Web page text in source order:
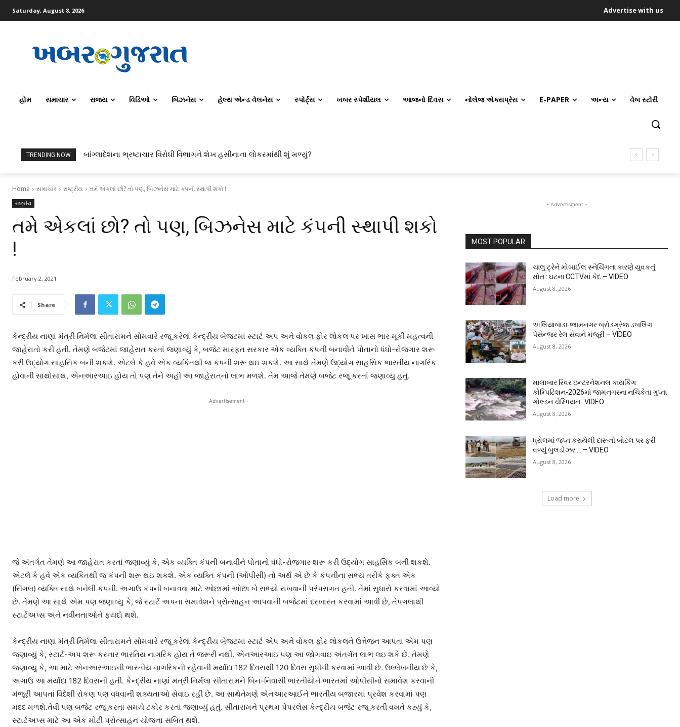
Saturday, August 8, 2026 Advertise with us
હોમ સમાચાર રાજ્ય વિડિઓ બિઝનેસ હેલ્થ એન્ડ વેલનેસ સ્પોર્ટ્સ ખબર સ્પેશીયલ આજનો દિવસ નોલેજ એક્સપ્રેસ E-PAPER અન્ય વેબ સ્ટોરી
TRENDING NOW બાંગ્લાદેશના ભ્રષ્ટાચાર વિરોધી વિભાગને શેખ હસીનાના લોકરમાંથી શું મળ્યું?
Home સમાચાર રાષ્ટ્રીય તમે એકલાં છો? તો પણ, બિઝનેસ માટે કંપની સ્થાપી શકો !
રાષ્ટ્રીય
તમે એકલાં છો? તો પણ, બિઝનેસ માટે કંપની સ્થાપી શકો
!
February 2, 2021
Share
કેન્દ્રીય નાણાં મંત્રી નિર્મલા સીતારામને સોમવારે રજૂ કરેલાં કેન્દ્રીય બેજટમાં સ્ટાર્ટ અપ અને વોકલ ફોર લોકલ પર ખાસ ભાર મૂકી મહત્વની
જાહેરાતો કરી હતી. તેમણે બજેટમાં જાહેરાત કરતાં જણાવ્યું કે, બજેટ મારફત સરકાર એક વ્યક્તિ કંપની બનાવીને પોતાનો ધંધો-રોજગાર શરૂ
કરી ઉદ્યોગ સાહસિક બની શકશે. એટલે કે હવે એક વ્યકિતથી જ કંપની શરૂ થઇ શકશે. આ સાથે તેમણે ઉદ્યોગ સાહસિક ભારતીય નાગરિક
હોવાની સાથોસાથ, એનઆરઆઇ હોય તો પણ તેને અહીં આ જાહેરાતનો લાભ મળશે. તેમ આજે તેમણે બજેટ રજૂ કરતાં જણાવ્યુ હતું.
- Advertisement -
જે અંતર્ગત તેમણે આ જાહેરાત કરતાં જણાવ્યું કે, એક વ્યક્તિ કંપની બનાવીને પોતાનો ધંધો-રોજગાર શરૂ કરી ઉદ્યોગ સાહસિક બની શકશે.
એટલે કે હવે એક વ્યકિતથી જ કંપની શરૂ થઇ શકશે. એક વ્યક્તિ કંપની (ઓપીસી) નો અર્થ એ છે કે કંપનીના સભ્ય તરીકે ફ્ક્ત એક
(સિંગલ) વ્યક્તિ સાથે બનેલી કંપની. અગાઉ કંપની બનાવવા માટે ઓછામાં ઓછા બે સભ્યો રાખવાની પરંપરાગત હતી. તેમાં સુધારો કરવામાં આવ્યો
છે. તેમણે આ સાથે એમ પણ જણાવ્યુ કે, જે સ્ટાર્ટ અપના સમાવેશને પ્રોત્સાહન આપવાની બજેટમાં દરખાસ્ત કરવામાં આવી છે, તેપગલાથી
સ્ટાર્ટઅપ્સ અને નવીનતાઓને ફયદો થશે.
કેન્દ્રીય નાણાં મંત્રી નિર્મલા સીતારામને સોમવારે રજૂ કરેલાં કેન્દ્રીય બેજટમાં સ્ટાર્ટ એપ અને વોકલ ફોર લોકલને ઉત્તેજન આપતાં એમ પણ
જણાવ્યું કે, સ્ટાર્ટ-અપ શરૂ કરનાર ભારતિય નાગરિક હોય તે જરૂરી નથી. એનઆરઆઇ પણ આ જોગવાઇ અંતર્ગત લાભ લઇ શકે છે. તેમણે
જણાવ્યું કે, આ માટે એનઆરઆઇની ભારતીય નાગરિકની રહેવાની મર્યાદા 182 દિવસથી 120 દિવસ સુધીની કરવામાં આવી છે. ઉલ્લેખનીય છે કે,
અગાઉ આ મર્યાદા 182 દિવસની હતી. કેન્દ્રીય નાણાં મંત્રી નિર્મલા સીતારામને બિન-નિવાસી ભારતીયોને ભારતમાં ઓપીસીનો સમાવેશ કરવાની
મંજૂરી આપતાં વિદેશી રોકણ પણ વધવાની શક્યતાઓ સેવાઇ રહી છે. આ સાથેતેમણે એનઆરઆઈને ભારતીય બજારમાં પ્રવેશ કરવામાં પણ
મદદ મળશે.તેવી પણ બજેટ રજૂ કરતાં સમયે ટકોર કરતાં જણાવ્યું હતું. સીતારામને પ્રથમ પેપરલેસ કેન્દ્રીય બજેટ રજૂ કરતી વખતે કહ્યું કે,
સ્ટાર્ટઅપ્સ માટે આ એક મોટી પ્રોત્સાહન યોજના સબિત થશે.
- Advertisment -
MOST POPULAR
ચાલુ ટ્રેને મોબાઈલ સ્નેચિંગના કારણે યુવકનું
મોત : ઘટના CCTVમાં કેદ – VIDEO
August 8, 2026
અલિયાબાડા-જામનગર બ્રોડગ્રેજ ડબલિંગ
પેસેન્જર રેલ સેવાને મંજૂરી – VIDEO
August 8, 2026
માલાબાર રિવર ઇન્ટરનેશનલ કાયકિંગ
કોમ્પિટિશન-2026માં જામનગરના નચિકેતા ગુપ્તા
ગોલ્ડન ચેમ્પિયન- VIDEO
August 8, 2026
ધ્રોલમાં જપ્ત કરાયેલી દારૂની બોટલ પર ફરી
વળ્યું બુલડોઝર…. – VIDEO
August 8, 2026
Load more